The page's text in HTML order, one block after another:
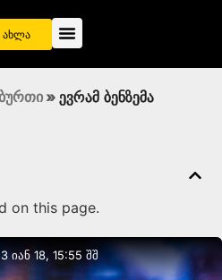
ახლა
» ევრამ ბენზემა
on this page.
იან 18, 15:55 შშ